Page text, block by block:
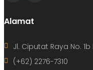
Alamat
Jl. Ciputat Raya No.
(+62) 2276-7310